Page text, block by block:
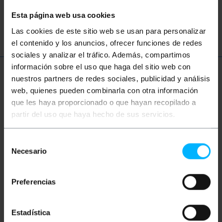
Esta página web usa cookies
Las cookies de este sitio web se usan para personalizar
el contenido y los anuncios, ofrecer funciones de redes
sociales y analizar el tráfico. Además, compartimos
información sobre el uso que haga del sitio web con
nuestros partners de redes sociales, publicidad y análisis
web, quienes pueden combinarla con otra información
que les haya proporcionado o que hayan recopilado a
partir del uso que haya hecho de sus servicios.
Necesario
Preferencias
Estadística
conexión
Más información
Descripción
Cable serie null-modem diseñado para la conexión
de dispositivos de comunicación a través de
establecer una comunicación directa entre
ordenadores o equipos que requieren una conexión
disposición de los dispositivos. El cable serie null-